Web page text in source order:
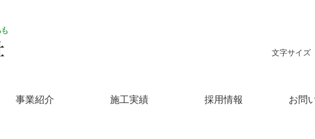
文字サイズ
事業紹介 施工実績 採用情報 お問